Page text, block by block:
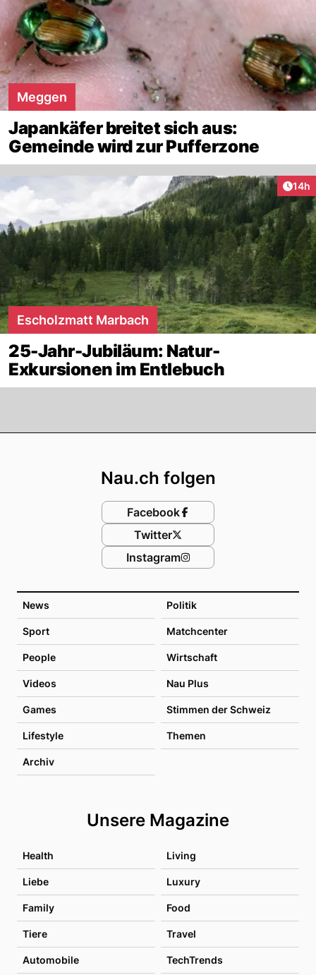
Meggen
Japankäfer breitet sich aus:
Gemeinde wird zur Pufferzone
14h
Escholzmatt Marbach
25-Jahr-Jubiläum: Natur-
Exkursionen im Entlebuch
News Politik
Sport Matchcenter
People Wirtschaft
Videos Nau Plus
Games Stimmen der Schweiz
Lifestyle Themen
Archiv
Unsere Magazine
Health Living
Liebe Luxury
Family Food
Tiere Travel
Automobile TechTrends
Nau.ch folgen
Facebook
Twitter
Instagram